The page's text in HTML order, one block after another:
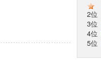
2位
3位
4位
5位